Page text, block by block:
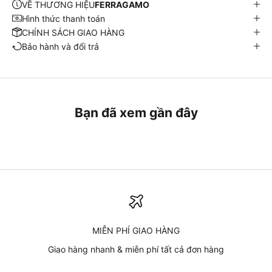
VỀ THƯƠNG HIỆUFERRAGAMO
Hình thức thanh toán
CHÍNH SÁCH GIAO HÀNG
Bảo hành và đổi trả
Bạn đã xem gần đây
MIỄN PHÍ GIAO HÀNG
Giao hàng nhanh & miễn phí tất cả đơn hàng
Cập nhật từ chúng tôi